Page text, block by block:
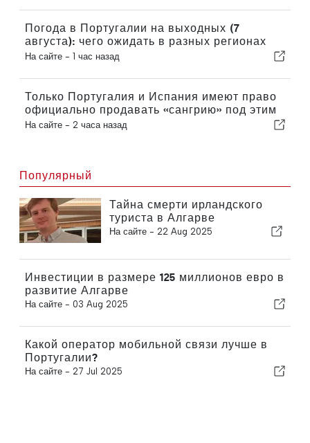
себе выход в следующий
Погода в Португалии на выходных (7
августа): чего ожидать в разных регионах
страны в эти выходные
На сайте - 1 час назад
Только Португалия и Испания имеют право
официально продавать «сангрию» под этим
названием
На сайте - 2 часа назад
Популярный
Тайна смерти ирландского
туриста в Алгарве
На сайте - 22 Aug 2025
Инвестиции в размере 125 миллионов евро в
развитие Алгарве
На сайте - 03 Aug 2025
Какой оператор мобильной связи лучше в
Португалии?
На сайте - 27 Jul 2025